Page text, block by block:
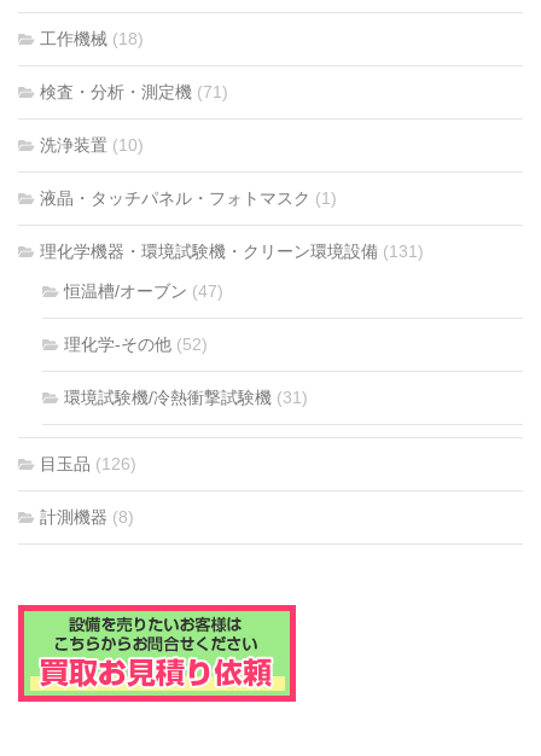
工作機械 (18)
検査・分析・測定機 (71)
洗浄装置 (10)
液晶・タッチパネル・フォトマスク (1)
理化学機器・環境試験機・クリーン環境設備 (131)
恒温槽/オーブン (47)
理化学-その他 (52)
環境試験機/冷熱衝撃試験機 (31)
目玉品 (126)
計測機器 (8)